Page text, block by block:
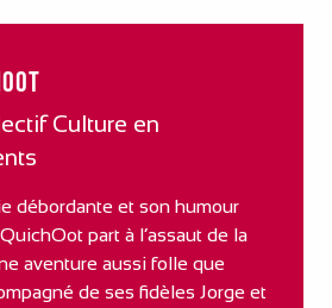
Culture en
débordante et son humour
part à l’assaut de la
aventure aussi folle que
de ses fidèles Jorge et